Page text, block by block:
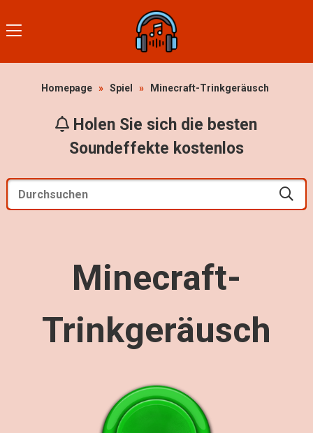
Homepage » Spiel » Minecraft-Trinkgeräusch
Holen Sie sich die besten
Soundeffekte kostenlos
Minecraft-
Trinkgeräusch